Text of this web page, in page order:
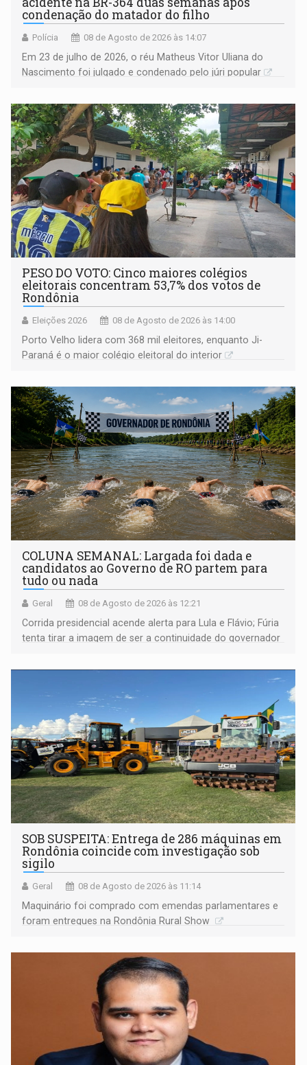
condenação do matador do filho
Polícia 08 de Agosto de 2026 às 14:07
Em 23 de julho de 2026, o réu Matheus Vitor Uliana do
Nascimento foi julgado e condenado pelo júri popular
PESO DO VOTO: Cinco maiores colégios
eleitorais concentram 53,7% dos votos de
Rondônia
Eleições 2026 08 de Agosto de 2026 às 14:00
Porto Velho lidera com 368 mil eleitores, enquanto Ji-
Paraná é o maior colégio eleitoral do interior
COLUNA SEMANAL: Largada foi dada e
candidatos ao Governo de RO partem para
tudo ou nada
Geral 08 de Agosto de 2026 às 12:21
Corrida presidencial acende alerta para Lula e Flávio; Fúria
tenta tirar a imagem de ser a continuidade do governador
não ter entrado no modo eleição; ABAV faz evento em
SOB SUSPEITA: Entrega de 286 máquinas em
Rondônia coincide com investigação sob
sigilo
Geral 08 de Agosto de 2026 às 11:14
Maquinário foi comprado com emendas parlamentares e
foram entregues na Rondônia Rural Show